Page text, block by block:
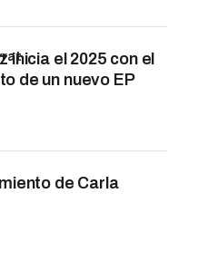
inicia el 2025 con el
de un nuevo EP
de Carla